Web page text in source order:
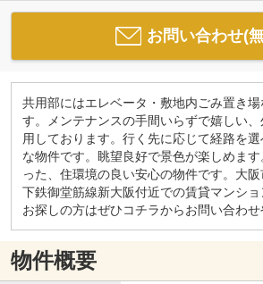
お問い合わせ(
共用部にはエレベータ・敷地内ごみ置き
す。メンテナンスの手間いらずで嬉しい
用しております。行く先に応じて経路を
な物件です。眺望良好で景色が楽しめま
った、住環境の良い安心の物件です。大
下鉄御堂筋線新大阪付近での賃貸マンシ
お探しの方はぜひコチラからお問い合わせ
物件概要